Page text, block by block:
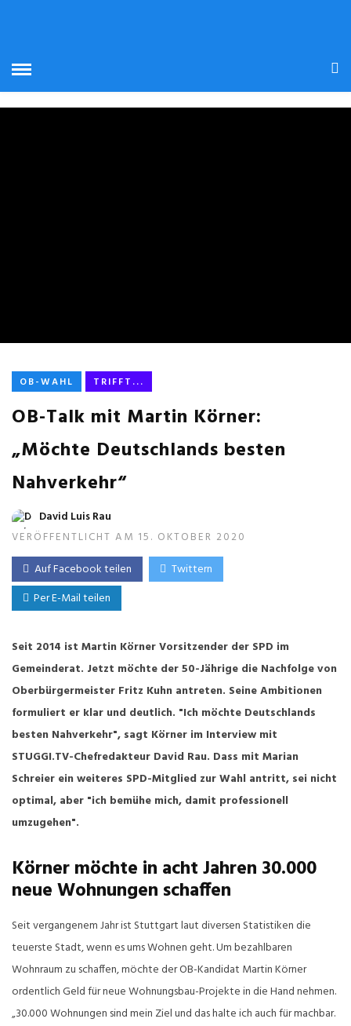
OB-WAHL TRIFFT...
OB-Talk mit Martin Körner:
„Möchte Deutschlands besten
Nahverkehr“
David Luis Rau
VERÖFFENTLICHT AM 15. OKTOBER 2020
Auf Facebook teilen
Twittern
Per E-Mail teilen
Seit 2014 ist Martin Körner Vorsitzender der SPD im
Gemeinderat. Jetzt möchte der 50-Jährige die Nachfolge von
Oberbürgermeister Fritz Kuhn antreten. Seine Ambitionen
formuliert er klar und deutlich. "Ich möchte Deutschlands
besten Nahverkehr", sagt Körner im Interview mit
STUGGI.TV-Chefredakteur David Rau. Dass mit Marian
Schreier ein weiteres SPD-Mitglied zur Wahl antritt, sei nicht
optimal, aber "ich bemühe mich, damit professionell
umzugehen".
Körner möchte in acht Jahren 30.000
neue Wohnungen schaffen
Seit vergangenem Jahr ist Stuttgart laut diversen Statistiken die
teuerste Stadt, wenn es ums Wohnen geht. Um bezahlbaren
Wohnraum zu schaffen, möchte der OB-Kandidat Martin Körner
ordentlich Geld für neue Wohnungsbau-Projekte in die Hand nehmen.
„30.000 Wohnungen sind mein Ziel und das halte ich auch für machbar.